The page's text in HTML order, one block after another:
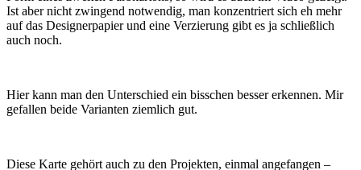
Ist aber nicht zwingend notwendig, man konzentriert sich eh mehr
auf das Designerpapier und eine Verzierung gibt es ja schließlich
auch noch.
Hier kann man den Unterschied ein bisschen besser erkennen. Mir
gefallen beide Varianten ziemlich gut.
Diese Karte gehört auch zu den Projekten, einmal angefangen –